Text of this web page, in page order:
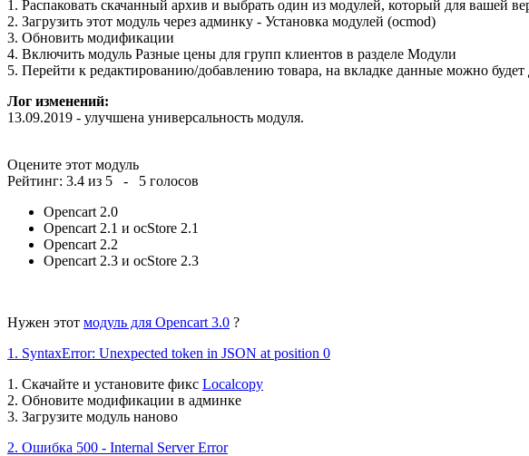
1. Распаковать скачанный архив и выбрать один из модулей, который для вашей
2. Загрузить этот модуль через админку - Установка модулей (ocmod)
3. Обновить модификации
4. Включить модуль Разные цены для групп клиентов в разделе Модули
5. Перейти к редактированию/добавлению товара, на вкладке данные можно
Лог изменений:
13.09.2019 - улучшена универсальность модуля.
Оцените этот модуль
Рейтинг: 3.4 из 5 - 5 голосов
Opencart 2.0
Opencart 2.1 и ocStore 2.1
Opencart 2.2
Opencart 2.3 и ocStore 2.3
Нужен этот модуль для Opencart 3.0 ?
1. SyntaxError: Unexpected token in JSON at position 0
1. Скачайте и установите фикс Localcopy
2. Обновите модификации в админке
3. Загрузите модуль наново
2. Ошибка 500 - Internal Server Error